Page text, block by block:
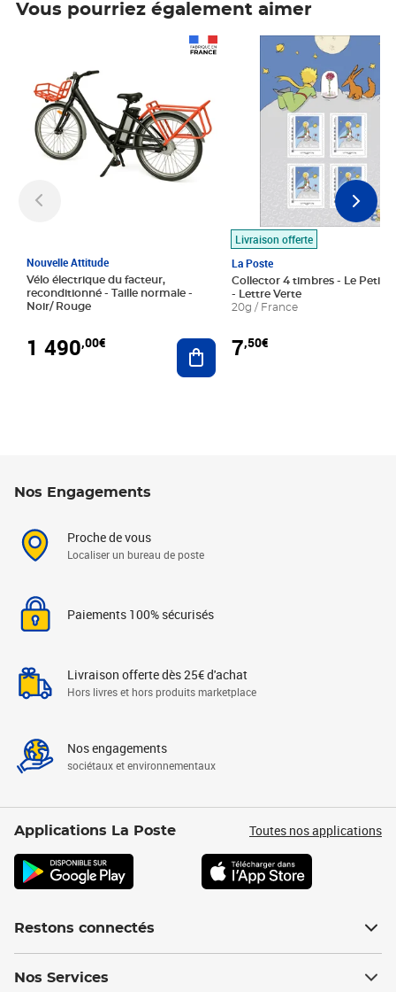
Vous pourriez également aimer
Nouvelle Attitude
Vélo électrique du facteur,
reconditionné - Taille normale -
Noir/ Rouge
1 490,00€ Ajouter au panier
Livraison offerte
La Poste
Collector 4 timbres - Le Petit
- Lettre Verte
20g / France
7,50€
Prix 7,50€
Nos Engagements
Proche de vous
Localiser un bureau de poste
Paiements 100% sécurisés
Livraison offerte dès 25€ d'achat
Hors livres et hors produits marketplace
Nos engagements
sociétaux et environnementaux
Applications La Poste Toutes nos applications
Restons connectés
Nos Services